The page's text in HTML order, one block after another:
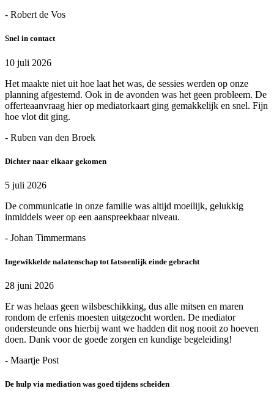
- Robert de Vos
Snel in contact
10 juli 2026
Het maakte niet uit hoe laat het was, de sessies werden op onze
planning afgestemd. Ook in de avonden was het geen probleem. De
offerteaanvraag hier op mediatorkaart ging gemakkelijk en snel. Fijn
hoe vlot dit ging.
- Ruben van den Broek
Dichter naar elkaar gekomen
5 juli 2026
De communicatie in onze familie was altijd moeilijk, gelukkig
inmiddels weer op een aanspreekbaar niveau.
- Johan Timmermans
Ingewikkelde nalatenschap tot fatsoenlijk einde gebracht
28 juni 2026
Er was helaas geen wilsbeschikking, dus alle mitsen en maren
rondom de erfenis moesten uitgezocht worden. De mediator
ondersteunde ons hierbij want we hadden dit nog nooit zo hoeven
doen. Dank voor de goede zorgen en kundige begeleiding!
- Maartje Post
De hulp via mediation was goed tijdens scheiden